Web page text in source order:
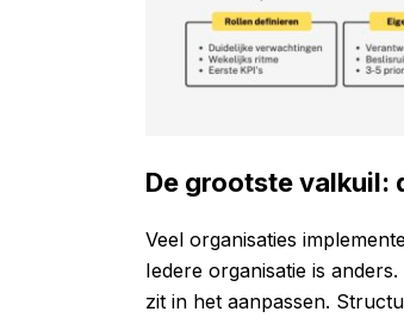
De grootste valkuil:
Veel organisaties
Iedere organisatie is
zit in het aanpassen.